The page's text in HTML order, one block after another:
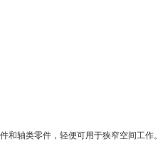
和轴类零件，轻便可用于狭窄空间工作。